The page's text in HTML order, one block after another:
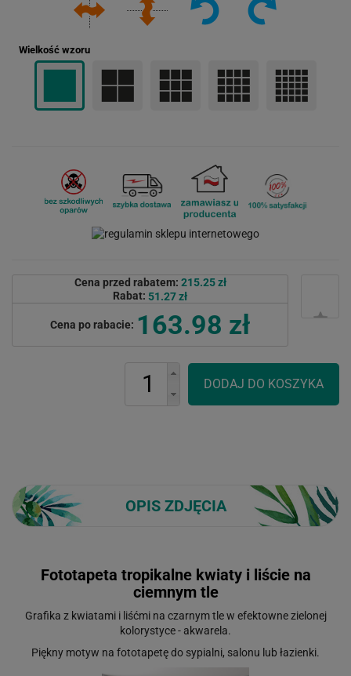
Wielkość wzoru
Cena przed rabatem: 215.25 zł
Rabat: 51.27 zł
Cena po rabacie: 163.98 zł
OPIS ZDJĘCIA
Fototapeta tropikalne kwiaty i liście na
ciemnym tle
Grafika z kwiatami i liśćmi na czarnym tle w efektowne zielonej
kolorystyce - akwarela.
Piękny motyw na fototapetę do sypialni, salonu lub łazienki.